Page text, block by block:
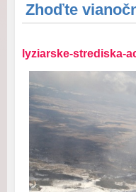
Zhoďte
lyziarske-strediska-